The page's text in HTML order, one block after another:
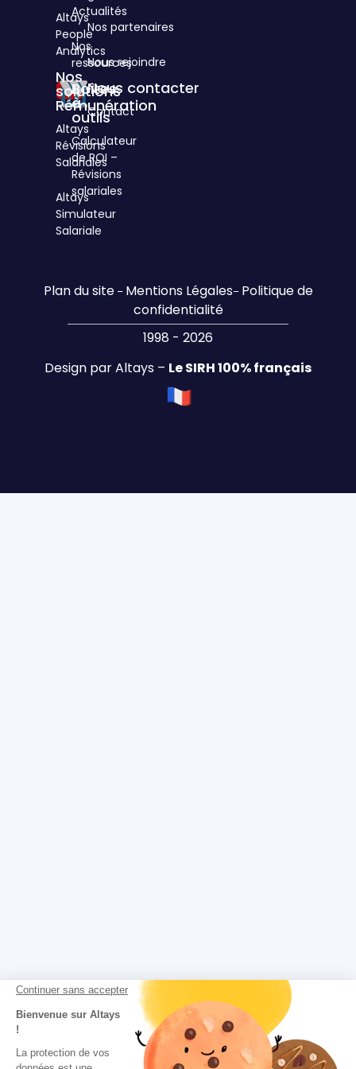
Continuer sans accepter
Bienvenue sur Altays
!
La protection de vos
cités
d'Hauteville
75010
Paris
Altays
People
Analytics
Nos
solutions
Rémunération
Altays
Révisions
Salariales
Altays
Simulateur
Salariale
Actualités
Nos
ressources
Boîtes
à
outils
Calculateur
de ROI –
Révisions
salariales
Nos partenaires
Nous rejoindre
Nous contacter
Contact
Plan du site– Mentions Légales– Politique de
confidentialité
1998 - 2026
Design par Altays – Le SIRH 100% français